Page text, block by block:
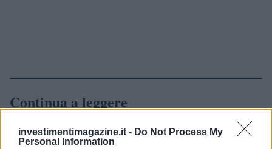
investimentimagazine.it - Do Not Process My
Personal Information
Continua a leggere
NEWS